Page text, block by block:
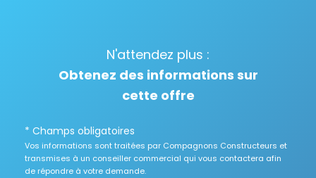
N'attendez plus :
Obtenez des informations sur
cette offre
* Champs obligatoires
Vos informations sont traitées par Compagnons Constructeurs et
transmises à un conseiller commercial qui vous contactera afin
de répondre à votre demande.